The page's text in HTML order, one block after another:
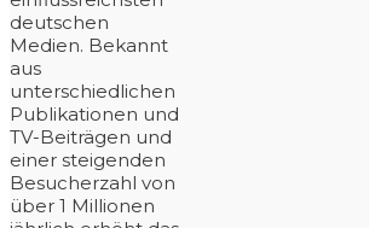
deutschen
Medien. Bekannt
aus
unterschiedlichen
Publikationen und
TV-Beiträgen und
einer steigenden
Besucherzahl von
über 1 Millionen